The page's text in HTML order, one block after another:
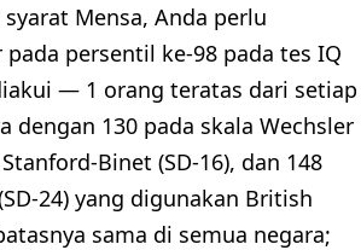
Mensa, Anda perlu
persentil ke-98 pada tes IQ
— 1 orang teratas dari setiap
dengan 130 pada skala Wechsler
Binet (SD-16), dan 148
24) yang digunakan British
sama di semua negara;